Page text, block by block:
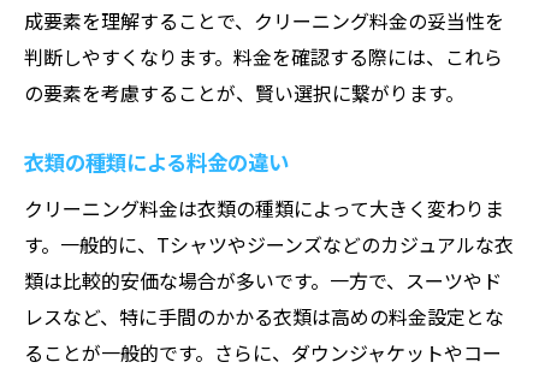
クリーニング頻度を抑える方法
簡単な修繕は自分で行う
地域イベントでの無料クリーニングを探す
会員カードの利用でポイントを貯める
初回利用者特典を活用する
自宅引き取りサービスの費用を抑える
友達紹介プログラムを利用する
長期利用者特典を有効活用
成要素を理解することで、クリーニング料金の妥当性を
判断しやすくなります。料金を確認する際には、これら
の要素を考慮することが、賢い選択に繋がります。
衣類の種類による料金の違い
クリーニング料金は衣類の種類によって大きく変わりま
す。一般的に、Tシャツやジーンズなどのカジュアルな衣
類は比較的安価な場合が多いです。一方で、スーツやド
レスなど、特に手間のかかる衣類は高めの料金設定とな
ることが一般的です。さらに、ダウンジャケットやコー